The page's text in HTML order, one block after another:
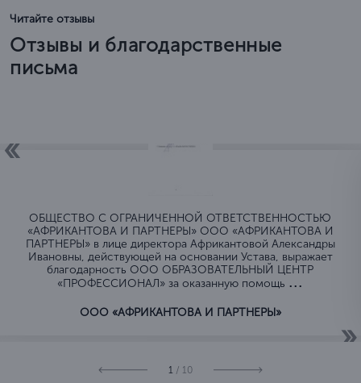
Читайте отзывы
Отзывы и благодарственные
письма
ОБЩЕСТВО C ОГРАНИЧЕННОЙ ОТВЕТСТВЕННОСТЬЮ
«АФРИКАНТОВА И ПАРТНЕРЫ» ООО «АФРИКАНТОВА И
ПАРТНЕРЫ» в лице директора Африкантовой Александры
Ивановны, действующей на основании Устава, выражает
благодарность ООО ОБРАЗОВАТЕЛЬНЫЙ ЦЕНТР
«ПРОФЕССИОНАЛ» за оказанную помощь ...
ООО «АФРИКАНТОВА И ПАРТНЕРЫ»
1 / 10